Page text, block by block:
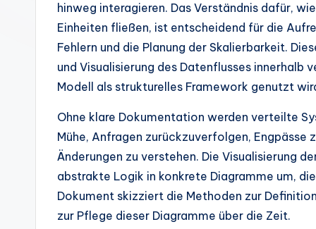
A
In
si
hinweg interagieren. Das Verständnis dafür,
Einheiten fließen, ist entscheidend für die
Fehlern und die Planung der Skalierbarkeit.
und Visualisierung des Datenflusses
Modell als strukturelles Framework genutzt
Ohne klare Dokumentation werden verteilte
Mühe, Anfragen zurückzuverfolgen,
Änderungen zu verstehen. Die Visualisierung
abstrakte Logik in konkrete Diagramme um,
Dokument skizziert die Methoden zur
zur Pflege dieser Diagramme über die Zeit.